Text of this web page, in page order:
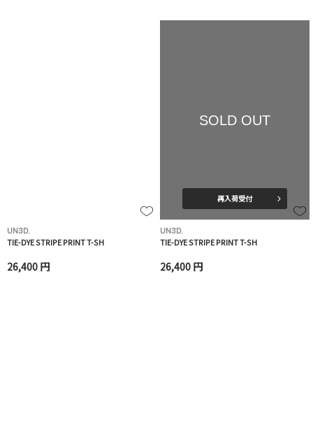
UN3D.
TIE-DYE STRIPE PRINT T-SH
26,400 円
SOLD OUT
再入荷受付
UN3D.
TIE-DYE STRIPE PRINT T-SH
26,400 円